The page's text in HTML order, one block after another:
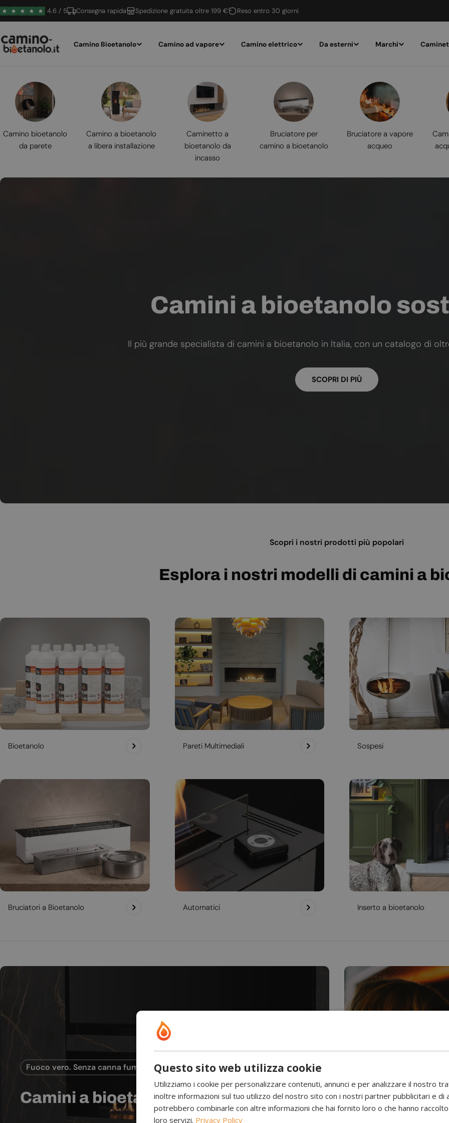
Vai
al
4.6 / 5 Consegna rapida Spedizione gratuita oltre 199 € Reso entro 30 giorni
Camino Bioetanolo Camino ad vapore Camino elettrico Da esterni Marchi
Camino bioetanolo
da parete
Camino a bioetanolo
a libera installazione
Caminetto a
bioetanolo da
incasso
Bruciatore per
camino a bioetanolo
Bruciatore a vapore
acqueo
Camini a bioetanolo
Il più grande specialista di camini a bioetanolo in Italia, con un catalogo di
SCOPRI DI PIÙ
Scopri i nostri prodotti più popolari
Esplora i nostri modelli di camini a
Bioetanolo Pareti Multimediali Sospesi
Bruciatori a Bioetanolo Automatici Inserto a bioetanolo
Fuoco vero. Senza canna fumaria.
Camini a bioetanolo Camini a
Questo sito web utilizza cookie
Utilizziamo i cookie per personalizzare contenuti, annunci e per analizzare il nostro
inoltre informazioni sul tuo utilizzo del nostro sito con i nostri partner pubblicitari e di
potrebbero combinarle con altre informazioni che hai fornito loro o che hanno
loro servizi. Privacy Policy